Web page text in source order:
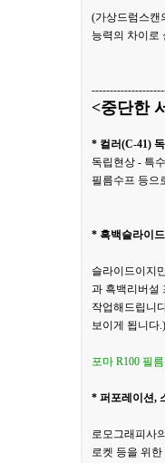
(가상드럼스캔
능력의 차이로
<중단한
* 컬러(C-41)
독립현상 - 특
필름수프 등으
* 흑백슬라이
슬라이드이지
과 흑백리버설
작업해드립니
보이게 됩니다
포마 R100 필
* 퍼포레이션,
로모그래피사
로켓 등을 위